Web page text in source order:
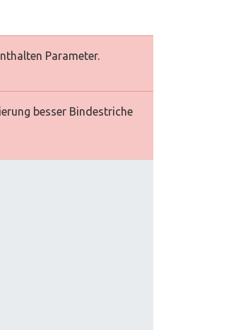
Parameter.
besser Bindestriche